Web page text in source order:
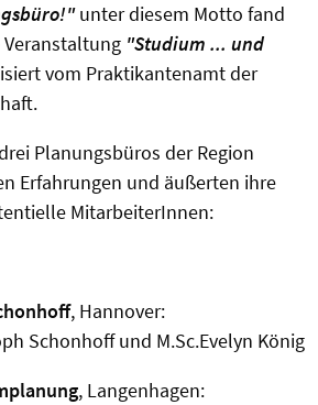
unter diesem Motto fand
Veranstaltung "Studium ... und
vom Praktikantenamt der
Planungsbüros der Region
Erfahrungen und äußerten ihre
MitarbeiterInnen:
, Hannover:
Schonhoff und M.Sc.Evelyn König
, Langenhagen: